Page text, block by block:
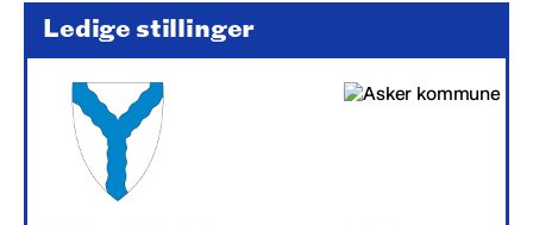
Ledige stillinger